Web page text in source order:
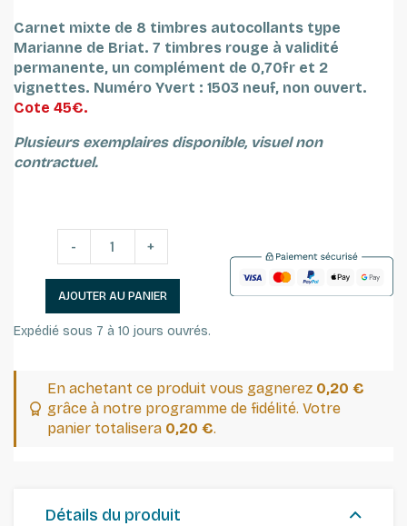
Carnet mixte de 8 timbres autocollants type
Marianne de Briat. 7 timbres rouge à validité
permanente, un complément de 0,70fr et 2
vignettes. Numéro Yvert : 1503 neuf, non ouvert.
Cote 45€.
Plusieurs exemplaires disponible, visuel non
contractuel.
- +
AJOUTER AU PANIER
Expédié sous 7 à 10 jours ouvrés.
En achetant ce produit vous gagnerez 0,20 €
grâce à notre programme de fidélité. Votre
panier totalisera 0,20 €.
Détails du produit